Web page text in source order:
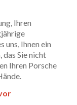
Ihren
uns, Ihnen ein
Sie nicht
Ihren Porsche